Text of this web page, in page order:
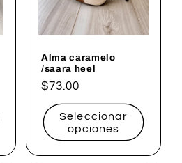
Alma caramelo
/saara heel
Precio
habitual
$73.00
Seleccionar
opciones